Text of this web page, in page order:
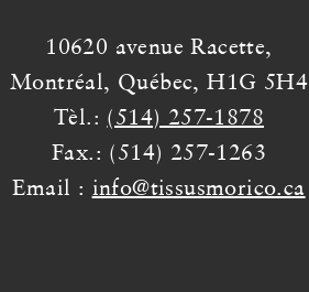
10620 avenue Racette,
Montréal, Québec, H1G 5H4
Tèl.: (514) 257-1878
Fax.: (514) 257-1263
Email : info@tissusmorico.ca